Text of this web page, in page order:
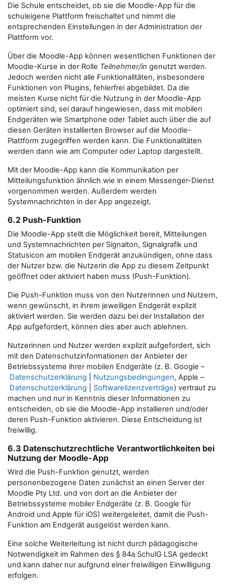
Die Schule entscheidet, ob sie die Moodle-App für die
schuleigene Plattform freischaltet und nimmt die
entsprechenden Einstellungen in der Administration der
Plattform vor.
Über die Moodle-App können wesentlichen Funktionen der
Moodle-Kurse in der Rolle Teilnehmer/in genutzt werden.
Jedoch werden nicht alle Funktionalitäten, insbesondere
Funktionen von Plugins, fehlerfrei abgebildet. Da die
meisten Kurse nicht für die Nutzung in der Moodle-App
optimiert sind, sei darauf hingewiesen, dass mit mobilen
Endgeräten wie Smartphone oder Tablet auch über die auf
diesen Geräten installierten Browser auf die Moodle-
Plattform zugegriffen werden kann. Die Funktionalitäten
werden dann wie am Computer oder Laptop dargestellt.
Mit der Moodle-App kann die Kommunikation per
Mitteilungsfunktion ähnlich wie in einem Messenger-Dienst
vorgenommen werden. Außerdem werden
Systemnachrichten in der App angezeigt.
6.2 Push-Funktion
Die Moodle-App stellt die Möglichkeit bereit, Mitteilungen
und Systemnachrichten per Signalton, Signalgrafik und
Statusicon am mobilen Endgerät anzukündigen, ohne dass
der Nutzer bzw. die Nutzerin die App zu diesem Zeitpunkt
geöffnet oder aktiviert haben muss (Push-Funktion).
Die Push-Funktion muss von den Nutzerinnen und Nutzern,
wenn gewünscht, in ihrem jeweiligen Endgerät explizit
aktiviert werden. Sie werden dazu bei der Installation der
App aufgefordert, können dies aber auch ablehnen.
Nutzerinnen und Nutzer werden explizit aufgefordert, sich
mit den Datenschutzinformationen der Anbieter der
Betriebssysteme ihrer mobilen Endgeräte (z. B. Google –
Datenschutzerklärung
Nutzungsbedingungen, Apple –
Datenschutzerklärung
Softwarelizenzverträge) vertraut zu
machen und nur in Kenntnis dieser Informationen zu
entscheiden, ob sie die Moodle-App installieren und/oder
deren Push-Funktion aktivieren. Diese Entscheidung ist
freiwillig.
6.3 Datenschutzrechtliche Verantwortlichkeiten bei
Nutzung der Moodle-App
Wird die Push-Funktion genutzt, werden
personenbezogene Daten zunächst an einen Server der
Moodle Pty Ltd. und von dort an die Anbieter der
Betriebssysteme mobiler Endgeräte (z. B. Google für
Android und Apple für iOS) weitergeleitet, damit die Push-
Funktion am Endgerät ausgelöst werden kann.
Eine solche Weiterleitung ist nicht durch pädagogische
Notwendigkeit im Rahmen des § 84a SchulG LSA gedeckt
und kann daher nur aufgrund einer freiwilligen Einwilligung
erfolgen.